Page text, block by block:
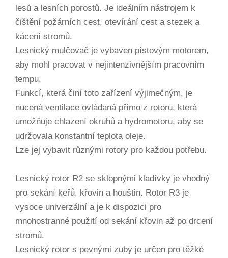
lesů a lesních porostů. Je ideálním nástrojem k
čištění požárních cest, otevírání cest a stezek a
kácení stromů.
Lesnický mulčovač je vybaven pístovým motorem,
aby mohl pracovat v nejintenzivnějším pracovním
tempu.
Funkcí, která činí toto zařízení výjimečným, je
nucená ventilace ovládaná přímo z rotoru, která
umožňuje chlazení okruhů a hydromotoru, aby se
udržovala konstantní teplota oleje.
Lze jej vybavit různými rotory pro každou potřebu.
Lesnický rotor R2 se sklopnými kladívky je vhodný
pro sekání keřů, křovin a houštin. Rotor R3 je
vysoce univerzální a je k dispozici pro
mnohostranné použití od sekání křovin až po drcení
stromů.
Lesnický rotor s pevnými zuby je určen pro těžké